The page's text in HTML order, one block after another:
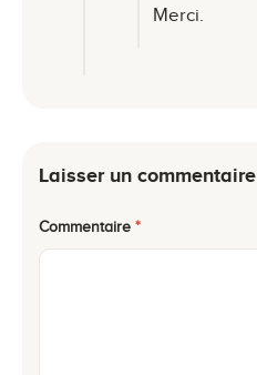
Merci.
Laisser un commentaire
Commentaire *